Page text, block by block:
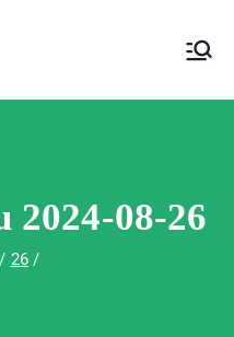
Specjalistyczny im.
Górze
2024-08-26
26